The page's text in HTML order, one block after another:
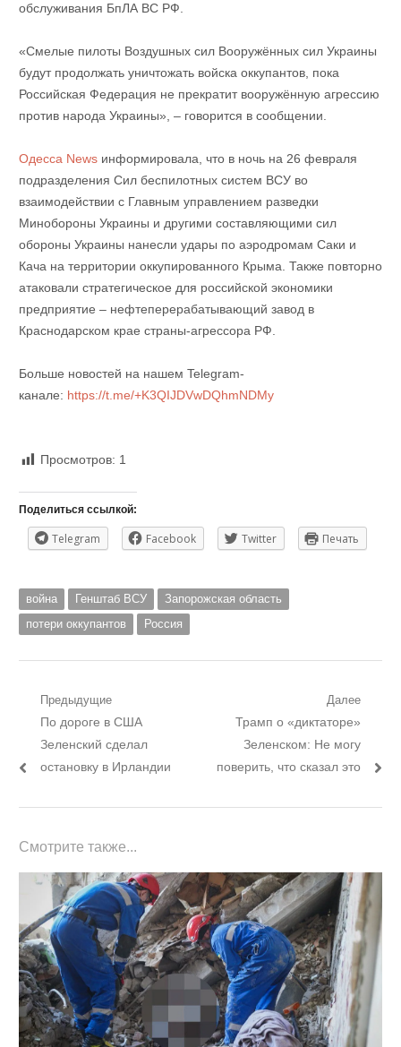
обслуживания БпЛА ВС РФ.
«Смелые пилоты Воздушных сил Вооружённых сил Украины
будут продолжать уничтожать войска оккупантов, пока
Российская Федерация не прекратит вооружённую агрессию
против народа Украины», – говорится в сообщении.
Одесса Newsинформировала, что в ночь на 26 февраля
подразделения Сил беспилотных систем ВСУ во
взаимодействии с Главным управлением разведки
Минобороны Украины и другими составляющими сил
обороны Украины нанесли удары по аэродромам Саки и
Кача на территории оккупированного Крыма. Также повторно
атаковали стратегическое для российской экономики
предприятие – нефтеперерабатывающий завод в
Краснодарском крае страны-агрессора РФ.
Больше новостей на нашем Telegram-
канале: https://t.me/+K3QIJDVwDQhmNDMy
Просмотров: 1
Поделиться ссылкой:
Telegram Facebook Twitter Печать
война Генштаб ВСУ
Запорожская область
потери оккупантов
Россия
Навигация
записям
Предыдущие
Предыдущий
пост:
По дороге в США
Зеленский сделал
остановку в Ирландии
Далее
Следующий
пост:
Трамп о «диктаторе»
Зеленском: Не могу
поверить, что сказал это
Смотрите также...